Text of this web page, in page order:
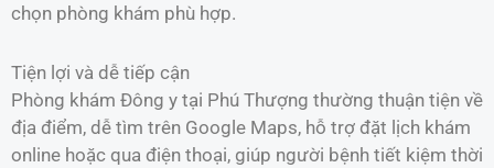
chọn phòng khám phù hợp.
Tiện lợi và dễ tiếp cận
Phòng khám Đông y tại Phú Thượng thường thuận tiện về
địa điểm, dễ tìm trên Google Maps, hỗ trợ đặt lịch khám
online hoặc qua điện thoại, giúp người bệnh tiết kiệm thời